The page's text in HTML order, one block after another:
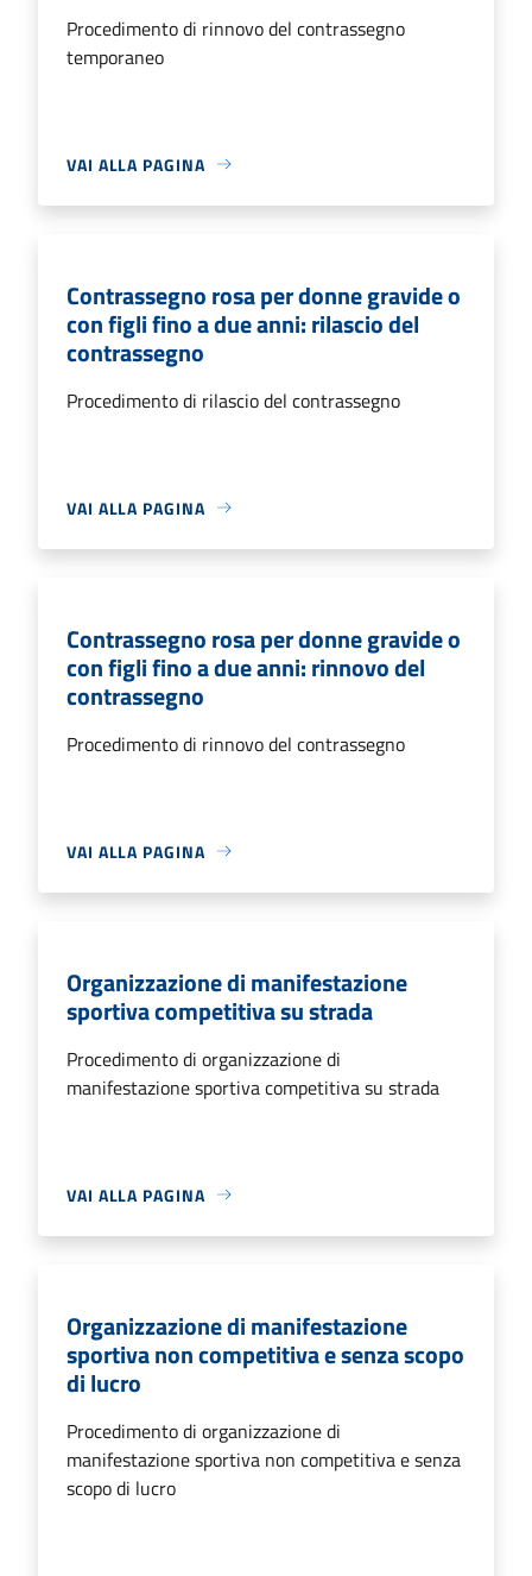
Procedimento di rinnovo del contrassegno
temporaneo
VAI ALLA PAGINA
Contrassegno rosa per donne gravide o
con figli fino a due anni: rilascio del
contrassegno
Procedimento di rilascio del contrassegno
VAI ALLA PAGINA
Contrassegno rosa per donne gravide o
con figli fino a due anni: rinnovo del
contrassegno
Procedimento di rinnovo del contrassegno
VAI ALLA PAGINA
Organizzazione di manifestazione
sportiva competitiva su strada
Procedimento di organizzazione di
manifestazione sportiva competitiva su strada
VAI ALLA PAGINA
Organizzazione di manifestazione
sportiva non competitiva e senza scopo
di lucro
Procedimento di organizzazione di
manifestazione sportiva non competitiva e senza
scopo di lucro